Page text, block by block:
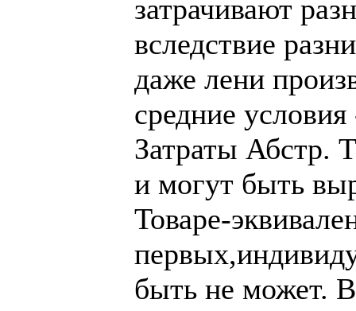
затрачивают
вследствие
даже лени
средние
Затраты Абстр.
и могут быть
Товаре-
быть не может.